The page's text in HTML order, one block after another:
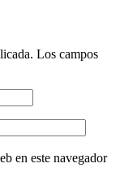
Los campos
en este navegador